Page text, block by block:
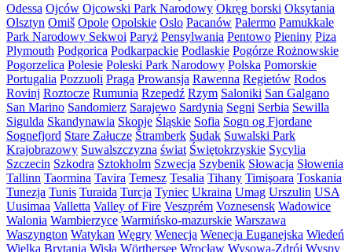
Odessa Ojców Ojcowski Park Narodowy Okręg borski Oksytania
Olsztyn Omiš Opole Opolskie Oslo Pacanów Palermo Pamukkale
Park Narodowy Sekwoi Paryż Pensylwania Pentowo Pieniny Piza
Plymouth Podgorica Podkarpackie Podlaskie Pogórze Rożnowskie
Pogorzelica Polesie Poleski Park Narodowy Polska Pomorskie
Portugalia Pozzuoli Praga Prowansja Rawenna Regietów Rodos
Rovinj Roztocze Rumunia Rzepedź Rzym Saloniki San Galgano
San Marino Sandomierz Sarajewo Sardynia Segni Serbia Sewilla
Sigulda Skandynawia Skopje Śląskie Sofia Sogn og Fjordane
Sognefjord Stare Załucze Štramberk Sudak Suwalski Park
Krajobrazowy Suwalszczyzna świat Świętokrzyskie Sycylia
Szczecin Szkodra Sztokholm Szwecja Szybenik Słowacja Słowenia
Tallinn Taormina Tavira Temesz Tesalia Tihany Timişoara Toskania
Tunezja Tunis Turaida Turcja Tyniec Ukraina Umag Urszulin USA
Uusimaa Valletta Valley of Fire Veszprém Voznesensk Wadowice
Walonia Wambierzyce Warmińsko-mazurskie Warszawa
Waszyngton Watykan Węgry Wenecja Wenecja Euganejska Wiedeń
Wielka Brytania Wisła Wörthersee Wrocław Wysowa-Zdrój Wyspy